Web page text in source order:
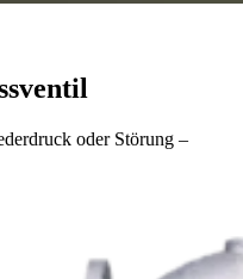
oder Störung –